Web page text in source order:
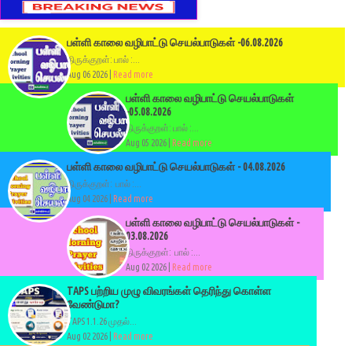
பள்ளி காலை வழிபாட்டு செயல்பாடுகள் -06.08.2026
திருக்குறள்: பால் :...
Aug 06 2026 |
Read more
பள்ளி காலை வழிபாட்டு செயல்பாடுகள்
-05.08.2026
திருக்குறள்: பால் :...
Aug 05 2026 | Read more
பள்ளி காலை வழிபாட்டு செயல்பாடுகள் - 04.08.2026
திருக்குறள்: பால் :...
Aug 04 2026 | Read more
பள்ளி காலை வழிபாட்டு செயல்பாடுகள் -
03.08.2026
திருக்குறள்: பால் :...
Aug 02 2026 |
Read more
TAPS பற்றிய முழு விவரங்கள் தெரிந்து கொள்ள
வேண்டுமா?
TAPS 1.1.26 முதல்...
Aug 02 2026 | Read more